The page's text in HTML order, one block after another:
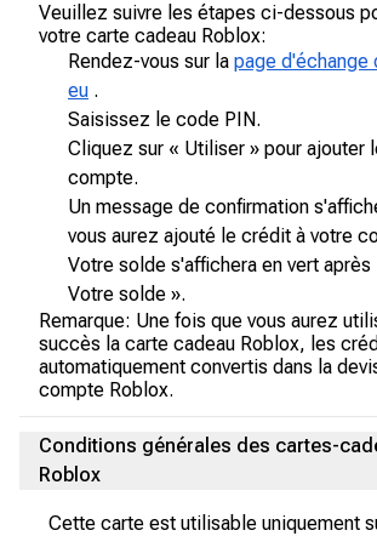
Veuillez suivre les étapes ci-dessous
votre carte cadeau Roblox:
Rendez-vous sur la page d'échange
eu .
Saisissez le code PIN.
Cliquez sur « Utiliser » pour ajouter
compte.
Un message de confirmation
vous aurez ajouté le crédit à votre
Votre solde s'affichera en vert après
Votre solde ».
Remarque: Une fois que vous aurez
succès la carte cadeau Roblox, les
automatiquement convertis dans la
compte Roblox.
Conditions générales des cartes-
Roblox
Cette carte est utilisable uniquement